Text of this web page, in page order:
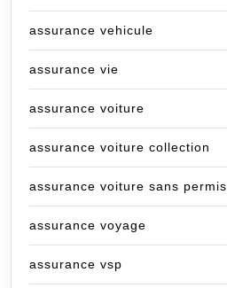
assurance vehicule
assurance vie
assurance voiture
assurance voiture collection
assurance voiture sans permis
assurance voyage
assurance vsp